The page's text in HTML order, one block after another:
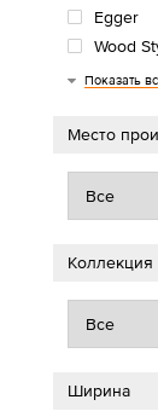
Egger
Wood
Royce
AGT
Classen
Timber
Показать
Место
Коллекция
Ширина